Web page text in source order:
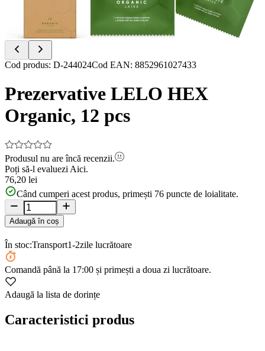
Item
of
Cod produs: D-244024Cod EAN: 8852961027433
Prezervative LELO HEX
Organic, 12 pcs
Produsul nu are încă recenzii.
Poți să-l evaluezi Aici.
76,20 lei
Când cumperi acest produs, primești 76 puncte de loialitate.
Adaugă în coș
În stoc:Transport1-2zile lucrătoare
Comandă până la 17:00 și primești a doua zi lucrătoare.
Adaugă la lista de dorințe
Caracteristici produs